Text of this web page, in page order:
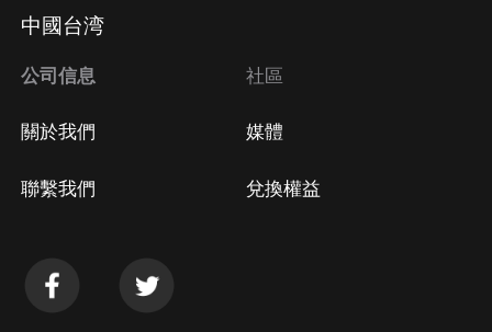
中國台湾
公司信息
關於我們
聯繫我們
社區
媒體
兌換權益